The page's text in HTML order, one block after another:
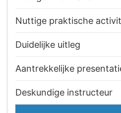
Nuttige praktische
Duidelijke uitleg
Aantrekkelijke
Deskundige instructeur